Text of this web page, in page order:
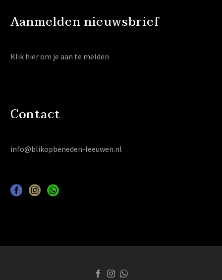
Aanmelden nieuwsbrief
Klik hierom je aan te melden
Contact
info@blikopbeneden-leeuwen.nl